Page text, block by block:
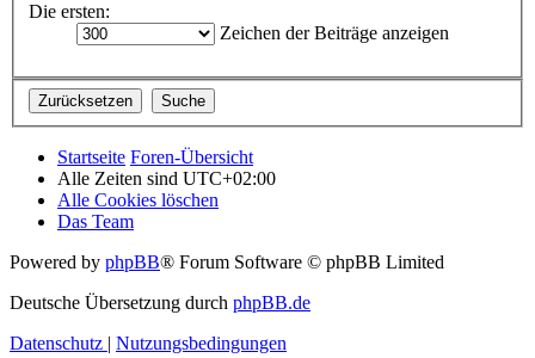
Die ersten:
Zeichen der Beiträge anzeigen
Startseite Foren-Übersicht
Alle Zeiten sind UTC+02:00
Alle Cookies löschen
Das Team
Powered by phpBB® Forum Software © phpBB Limited
Deutsche Übersetzung durch phpBB.de
Datenschutz | Nutzungsbedingungen